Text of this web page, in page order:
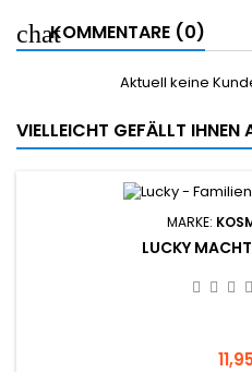
KOMMENTARE (0)
Aktuell keine
VIELLEICHT GEFÄLLT IHNEN
MARKE:
LUCKY MACHT